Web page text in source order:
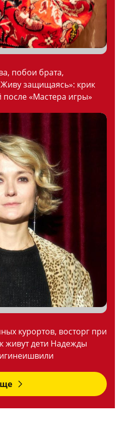
побои брата,
защищаясь»: крик
«Мастера игры»
курортов, восторг при
живут дети Надежды